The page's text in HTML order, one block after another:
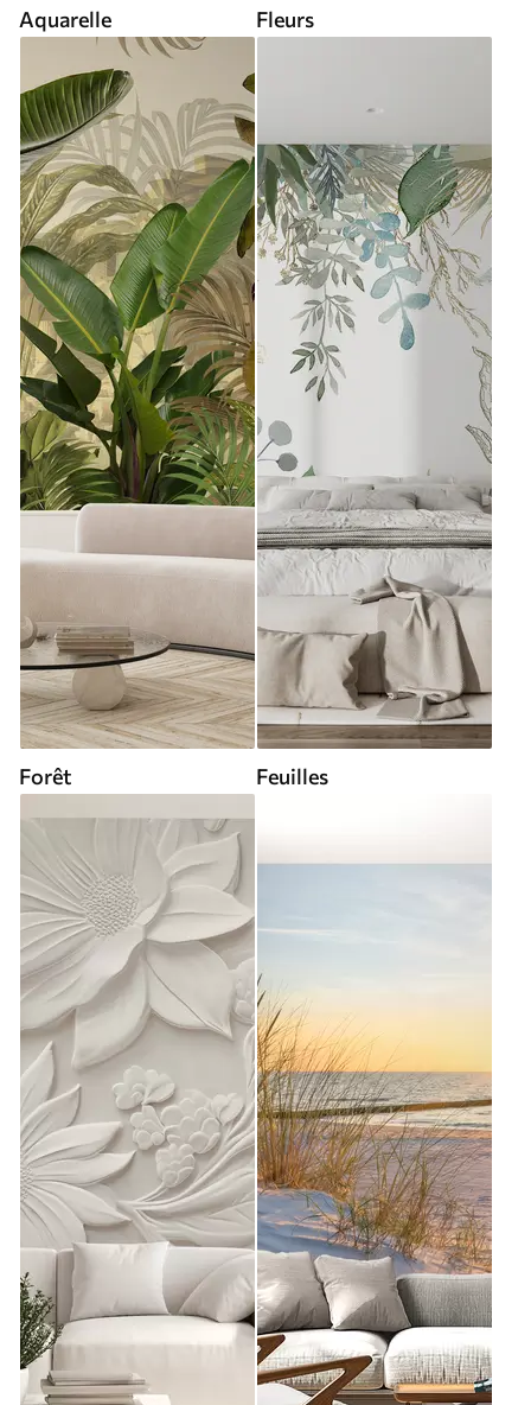
Aquarelle Fleurs
Forêt Feuilles